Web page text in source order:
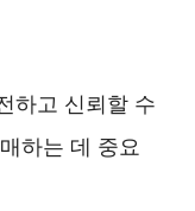
하고 신뢰할 수
하는 데 중요